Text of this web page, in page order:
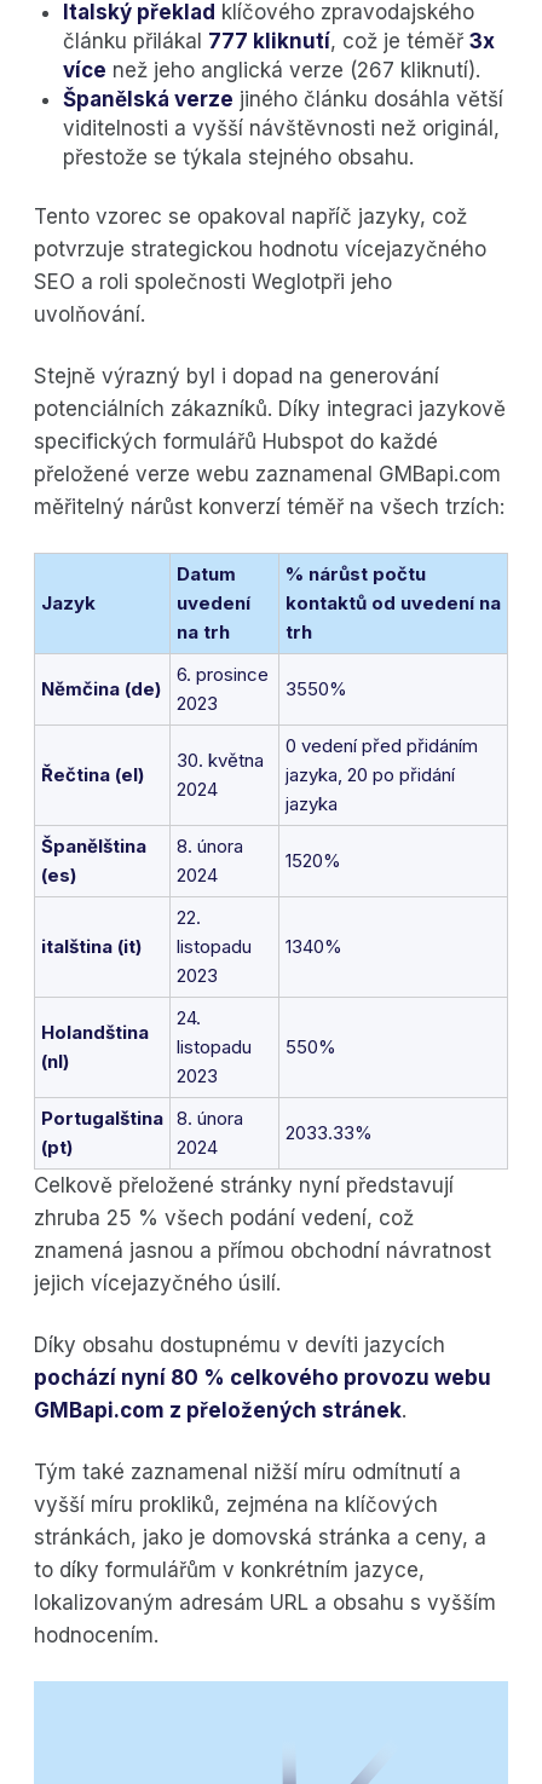
Italský překlad klíčového zpravodajského
článku přilákal 777 kliknutí, což je téměř 3x
více než jeho anglická verze (267 kliknutí).
Španělská verze jiného článku dosáhla větší
viditelnosti a vyšší návštěvnosti než originál,
přestože se týkala stejného obsahu.
Tento vzorec se opakoval napříč jazyky, což
potvrzuje strategickou hodnotu vícejazyčného
SEO a roli společnosti Weglotpři jeho
uvolňování.
Stejně výrazný byl i dopad na generování
potenciálních zákazníků. Díky integraci jazykově
specifických formulářů Hubspot do každé
přeložené verze webu zaznamenal GMBapi.com
měřitelný nárůst konverzí téměř na všech trzích:
Jazyk
Datum
uvedení
na trh
% nárůst počtu
kontaktů od uvedení na
trh
Němčina (de)
6. prosince
2023
3550%
Řečtina (el)
30. května
2024
0 vedení před přidáním
jazyka, 20 po přidání
jazyka
Španělština
(es)
8. února
2024
1520%
italština (it)
22.
listopadu
2023
1340%
Holandština
(nl)
24.
listopadu
2023
550%
Portugalština
(pt)
8. února
2024
2033.33%
Celkově přeložené stránky nyní představují
zhruba 25 % všech podání vedení, což
znamená jasnou a přímou obchodní návratnost
jejich vícejazyčného úsilí.
Díky obsahu dostupnému v devíti jazycích
pochází nyní 80 % celkového provozu webu
GMBapi.com z přeložených stránek.
Tým také zaznamenal nižší míru odmítnutí a
vyšší míru prokliků, zejména na klíčových
stránkách, jako je domovská stránka a ceny, a
to díky formulářům v konkrétním jazyce,
lokalizovaným adresám URL a obsahu s vyšším
hodnocením.